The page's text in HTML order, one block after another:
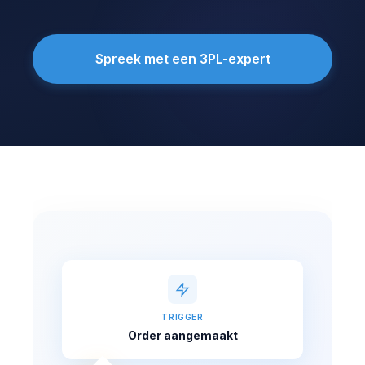
Spreek met een 3PL-expert
TRIGGER
Order aangemaakt